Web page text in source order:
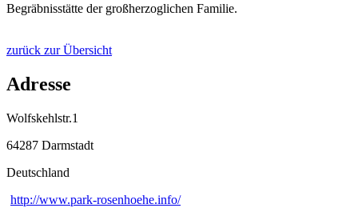
Begräbnisstätte der großherzoglichen Familie.
zurück zur Übersicht
Adresse
Wolfskehlstr.1
64287 Darmstadt
Deutschland
http://www.park-rosenhoehe.info/